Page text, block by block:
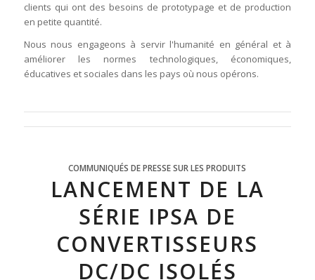
clients qui ont des besoins de prototypage et de production
en petite quantité.
Nous nous engageons à servir l'humanité en général et à
améliorer les normes technologiques, économiques,
éducatives et sociales dans les pays où nous opérons.
COMMUNIQUÉS DE PRESSE SUR LES PRODUITS
LANCEMENT DE LA
SÉRIE IPSA DE
CONVERTISSEURS
DC/DC ISOLÉS